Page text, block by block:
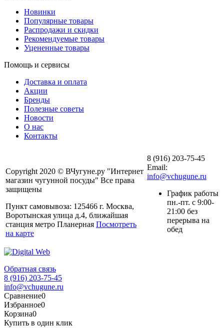
Новинки
Популярные товары
Распродажи и скидки
Рекомендуемые товары
Уцененные товары
Помощь и сервисы
Доставка и оплата
Акции
Бренды
Полезные советы
Новости
О нас
Контакты
Copyright 2020 © ВЧугуне.ру "Интернет
магазин чугунной посуды" Все права
защищены
Пункт самовывоза: 125466 г. Москва,
Воротынская улица д.4, ближайшая
станция метро Планерная Посмотреть
на карте
8 (916) 203-75-45
Email:
info@vchugune.ru
График работы
пн.-пт. с 9:00-
21:00 без
перерыва на
обед
Обратная связь
8 (916) 203-75-45
info@vchugune.ru
Сравнение0
Избранное0
Корзина0
Купить в один клик